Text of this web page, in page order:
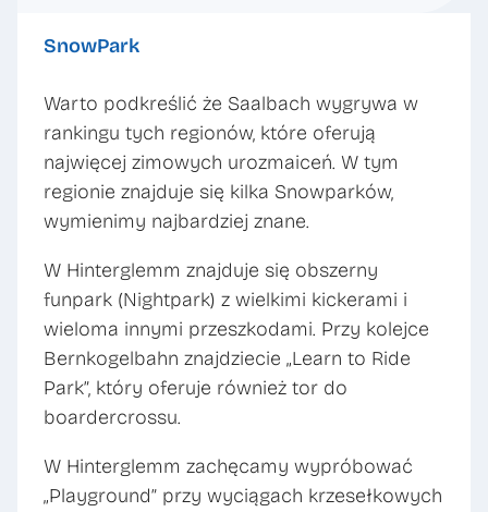
SnowPark
Warto podkreślić że Saalbach wygrywa w
rankingu tych regionów, które oferują
najwięcej zimowych urozmaiceń. W tym
regionie znajduje się kilka Snowparków,
wymienimy najbardziej znane.
W Hinterglemm znajduje się obszerny
funpark (Nightpark) z wielkimi kickerami i
wieloma innymi przeszkodami. Przy kolejce
Bernkogelbahn znajdziecie „Learn to Ride
Park”, który oferuje również tor do
boardercrossu.
W Hinterglemm zachęcamy wypróbować
„Playground” przy wyciągach krzesełkowych